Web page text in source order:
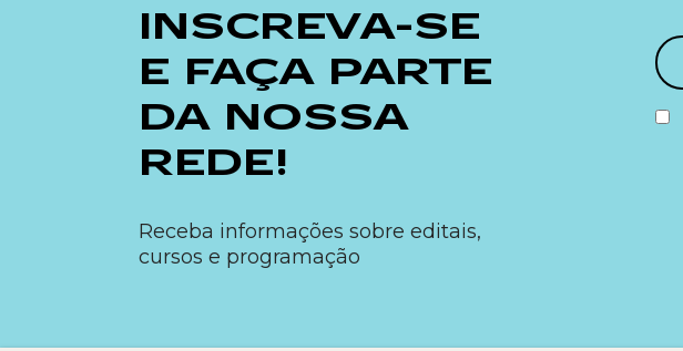
INSCREVA-SE
E FAÇA PARTE
DA NOSSA
REDE!
Receba informações sobre editais,
cursos e programação